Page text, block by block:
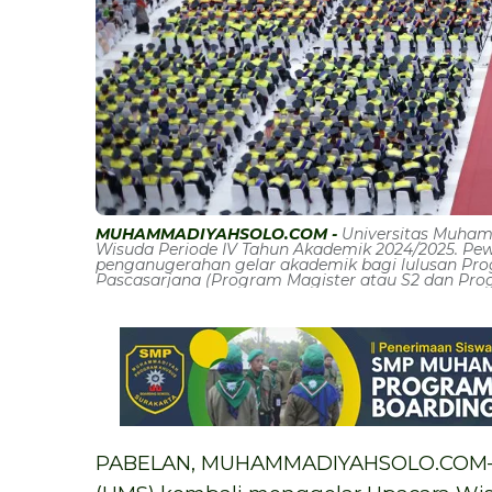
MUHAMMADIYAHSOLO.COM - Universitas
Wisuda Periode IV Tahun Akademik 2024/2025.
penganugerahan gelar akademik bagi lulusan
Pascasarjana (Program Magister atau S2 dan
PABELAN,